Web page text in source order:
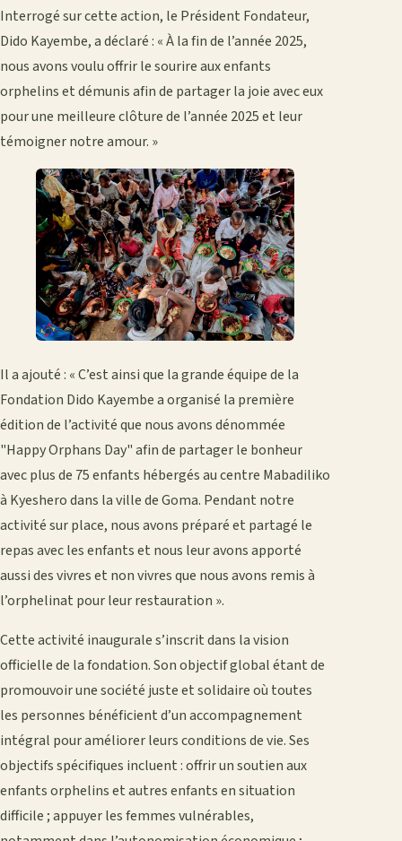
Interrogé sur cette action, le Président Fondateur,
Dido Kayembe, a déclaré : « À la fin de l’année 2025,
nous avons voulu offrir le sourire aux enfants
orphelins et démunis afin de partager la joie avec eux
pour une meilleure clôture de l’année 2025 et leur
témoigner notre amour. »
Il a ajouté : « C’est ainsi que la grande équipe de la
Fondation Dido Kayembe a organisé la première
édition de l’activité que nous avons dénommée
"Happy Orphans Day" afin de partager le bonheur
avec plus de 75 enfants hébergés au centre Mabadiliko
à Kyeshero dans la ville de Goma. Pendant notre
activité sur place, nous avons préparé et partagé le
repas avec les enfants et nous leur avons apporté
aussi des vivres et non vivres que nous avons remis à
l’orphelinat pour leur restauration ».
Cette activité inaugurale s’inscrit dans la vision
officielle de la fondation. Son objectif global étant de
promouvoir une société juste et solidaire où toutes
les personnes bénéficient d’un accompagnement
intégral pour améliorer leurs conditions de vie. Ses
objectifs spécifiques incluent : offrir un soutien aux
enfants orphelins et autres enfants en situation
difficile ; appuyer les femmes vulnérables,